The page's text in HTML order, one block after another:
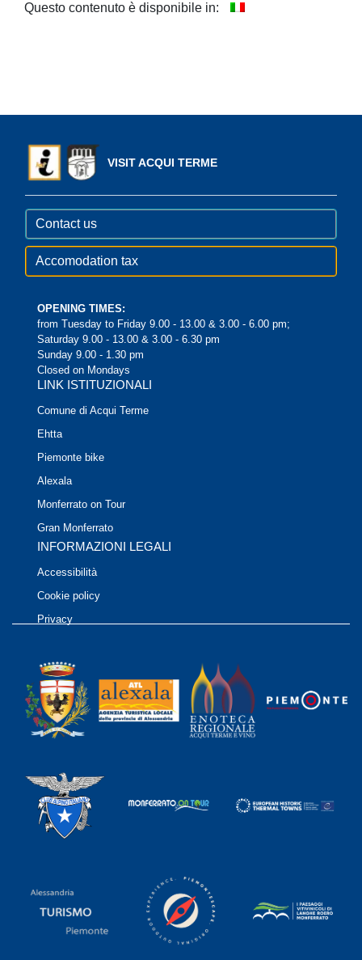
Questo contenuto è disponibile in:
VISIT ACQUI TERME
Contact us
Accomodation tax
OPENING TIMES:
from Tuesday to Friday 9.00 - 13.00 & 3.00 - 6.00 pm;
Saturday 9.00 - 13.00 & 3.00 - 6.30 pm
Sunday 9.00 - 1.30 pm
Closed on Mondays
LINK ISTITUZIONALI
Comune di Acqui Terme
Ehtta
Piemonte bike
Alexala
Monferrato on Tour
Gran Monferrato
INFORMAZIONI LEGALI
Accessibilità
Cookie policy
Privacy